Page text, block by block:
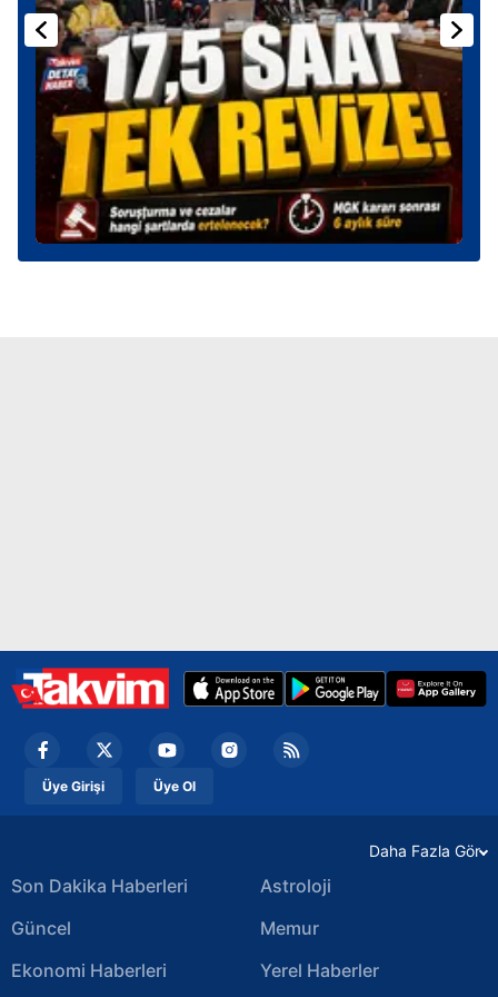
kullanılmaktadır. Bu çerezler vasıtasıyla çeşitli kişisel
verileriniz işlenmekte olup gerekli olan çerezler bilgi
toplumu hizmetlerinin sunulması amacıyla
kullanılmaktadır. Diğer çerezler, sitemizin daha işlevsel
kılınması ve kişiselleştirilmesi ve sizlere yönelik
reklam/pazarlama faaliyetlerinin yapılması, amaçlarıyla
sınırlı olarak açık rızanız dahilinde kullanılacaktır.
Çerezlere ilişkin tercihlerinizi aşağıda yer alan panel
vasıtasıyla belirleyebilirsiniz. Çerezlere ilişkin detaylı bilgi
Üye Girişi Üye Ol
Daha Fazla Gör
Son Dakika Haberleri
Güncel
Ekonomi Haberleri
Astroloji
Memur
Yerel Haberler